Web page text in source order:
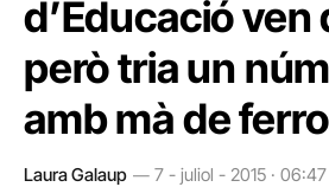
d’Educació ven
però tria un
amb mà de ferro
Laura Galaup 7 - juliol - 2015 · 06:47